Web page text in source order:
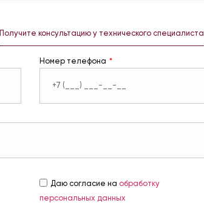
Получите консультацию у технического специалиста
Номер телефона
Даю согласие на обработку
персональных данных